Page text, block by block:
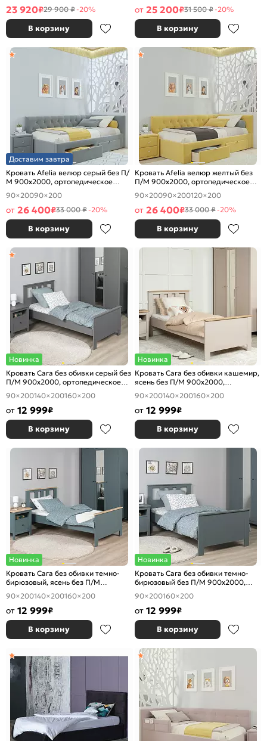
23 920₽29 900 ₽-20%
В корзину
от 25 200₽31 500 ₽-20%
В корзину
Доставим завтра
Кровать Afelia велюр серый без П/
М 900x2000, ортопедическое
основание, изголовье мягкое
90×20090×200
от 26 400₽33 000 ₽-20%
В корзину
Кровать Afelia велюр желтый без
П/М 900x2000, ортопедическое
основание, изголовье мягкое
90×20090×200120×200
от 26 400₽33 000 ₽-20%
В корзину
Новинка
Кровать Сага без обивки серый без
П/М 900x2000, ортопедическое
основание, изголовье жесткое
90×200140×200160×200
от 12 999₽
В корзину
Новинка
Кровать Сага без обивки кашемир,
ясень без П/М 900x2000,
ортопедическое основание,
изголовье жесткое
90×200140×200160×200
от 12 999₽
В корзину
Новинка
Кровать Сага без обивки темно-
бирюзовый, ясень без П/М
900x2000, ортопедическое
основание, изголовье жесткое
90×200140×200160×200
от 12 999₽
В корзину
Новинка
Кровать Сага без обивки темно-
бирюзовый без П/М 900x2000,
ортопедическое основание,
изголовье жесткое
90×200160×200
от 12 999₽
В корзину